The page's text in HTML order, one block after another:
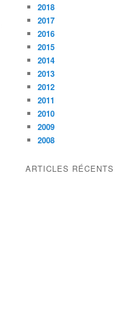
2018
2017
2016
2015
2014
2013
2012
2011
2010
2009
2008
ARTICLES RÉCENTS